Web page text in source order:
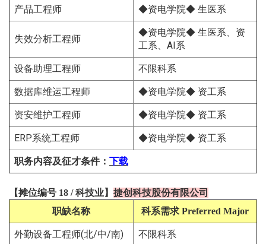
产品工程师 ◆资电学院◆ 生医系
失效分析工程师
◆资电学院◆ 生医系、资
工系、AI系
设备助理工程师 不限科系
数据库维运工程师 ◆资电学院◆ 资工系
资安维护工程师 ◆资电学院◆ 资工系
ERP系统工程师 ◆资电学院◆ 资工系
职务内容及征才条件： 下载
【摊位编号 18 /科技业】 捷创科技股份有限公司
职缺名称
科系需求 Preferred Major
外勤设备工程师(北/中/南) 不限科系